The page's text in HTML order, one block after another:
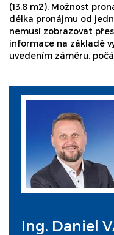
(13,8 m2). Možnost
délka pronájmu od
nemusí zobrazovat
informace na základě
uvedením záměru,
Ing. Daniel